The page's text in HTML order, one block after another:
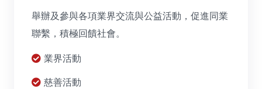
舉辦及參與各項業界交流與公益活動，促進同業
聯繫，積極回饋社會。
業界活動
慈善活動